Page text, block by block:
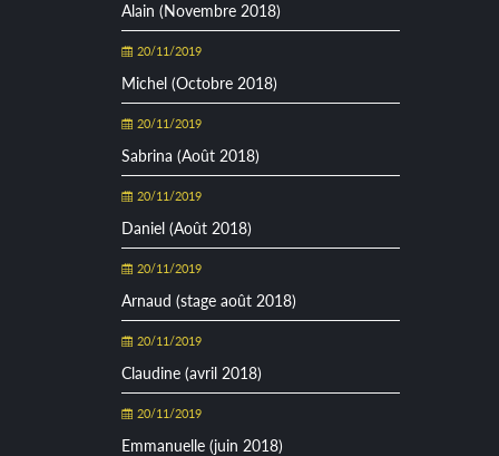
Alain (Novembre 2018)
20/11/2019
Michel (Octobre 2018)
20/11/2019
Sabrina (Août 2018)
20/11/2019
Daniel (Août 2018)
20/11/2019
Arnaud (stage août 2018)
20/11/2019
Claudine (avril 2018)
20/11/2019
Emmanuelle (juin 2018)